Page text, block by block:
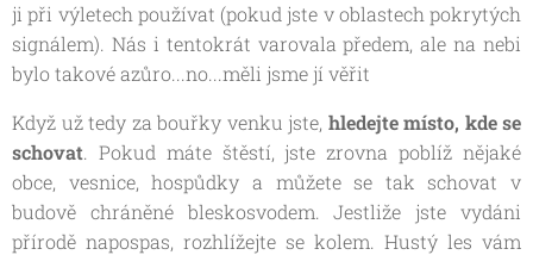
ji při výletech používat (pokud jste v oblastech pokrytých
signálem). Nás i tentokrát varovala předem, ale na nebi
bylo takové azůro...no...měli jsme jí věřit 😁
Když už tedy za bouřky venku jste, hledejtemísto, kde se
schovat. Pokud máte štěstí, jste zrovna poblíž nějaké
obce, vesnice, hospůdky a můžete se tak schovat v
budově chráněné bleskosvodem. Jestliže jste vydáni
přírodě napospas, rozhlížejte se kolem. Hustý les vám